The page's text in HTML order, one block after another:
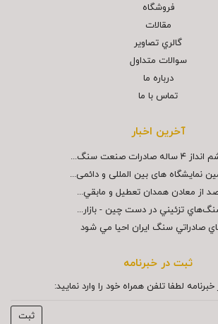
فروشگاه
مقالات
گالري تصاوير
سوالات متداول
درباره ما
تماس با ما
آخرین اخبار
صادرات صنعت سنگ...
نمایشگاه های بین المللی و دائمی...
سنگ‌هاي تزئيني در دست چين - بازار...
صادراتي سنگ ايران احيا مي شود
ثبت در خبرنامه
لطفا تلفن همراه خود را وارد نمایید: